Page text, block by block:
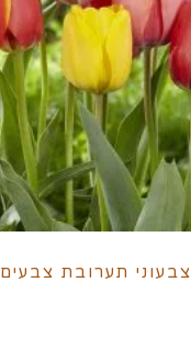
צבעוני תערובת צבעים